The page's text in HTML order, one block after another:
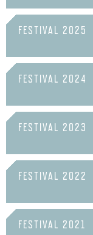
FESTIVAL 2025
FESTIVAL 2024
FESTIVAL 2023
FESTIVAL 2022
FESTIVAL 2021